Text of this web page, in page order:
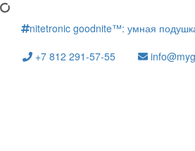
nitetronic goodnite™: умная
+7 812 291-57-55